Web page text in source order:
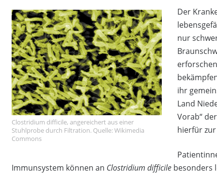
Clostridium difficile, angereichert aus einer
Stuhlprobe durch Filtration. Quelle: Wikimedia
Commons
Der
nur
ihr
Land
Vorab“
hierfür
Immunsystem können an Clostridium difficile besonders